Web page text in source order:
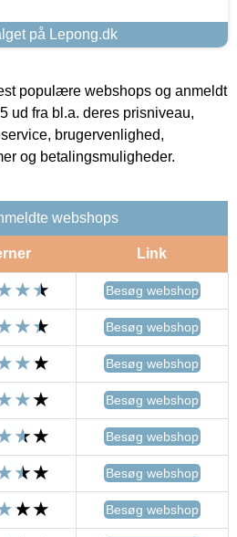
på Lepong.dk
populære webshops og anmeldt
ud fra bl.a. deres prisniveau,
brugervenlighed,
og betalingsmuligheder.
webshops
Link
Besøg webshop
Besøg webshop
Besøg webshop
Besøg webshop
Besøg webshop
Besøg webshop
Besøg webshop